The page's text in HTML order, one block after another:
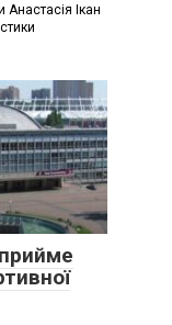
Анастасія Ікан